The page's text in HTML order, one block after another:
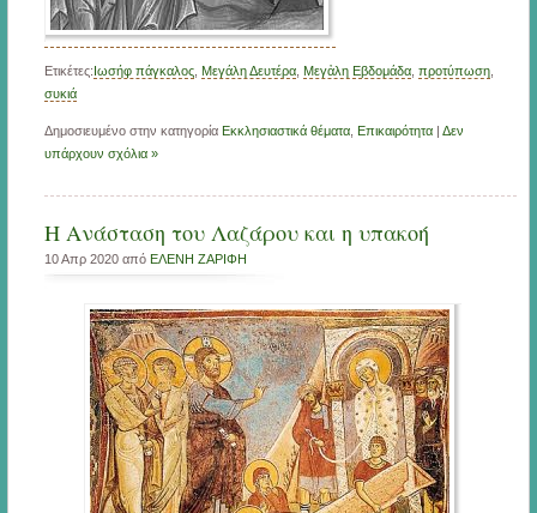
Ετικέτες: Ιωσήφ πάγκαλος, Μεγάλη Δευτέρα, Μεγἀλη Εβδομάδα, προτύπωση,
συκιά
Δημοσιευμένο στην κατηγορία Εκκλησιαστικά θέματα, Επικαιρότητα| Δεν
υπάρχουν σχόλια »
Η Ανάσταση του Λαζάρου και η υπακοή
10 Απρ 2020 από ΕΛΕΝΗ ΖΑΡΙΦΗ